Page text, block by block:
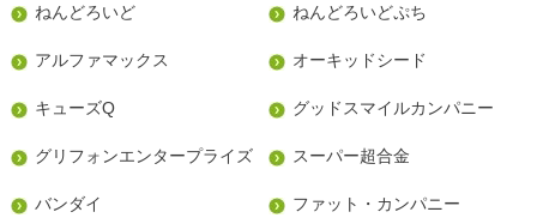
ねんどろいど ねんどろいどぷち
アルファマックス オーキッドシード
キューズQ グッドスマイルカンパニー
グリフォンエンタープライズ スーパー超合金
バンダイ ファット・カンパニー